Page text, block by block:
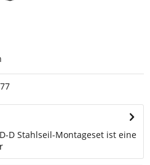
D Stahlseil-Montageset ist eine